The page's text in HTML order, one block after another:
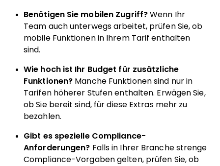
Benötigen Sie mobilen Zugriff? Wenn Ihr
Team auch unterwegs arbeitet, prüfen Sie, ob
mobile Funktionen in Ihrem Tarif enthalten
sind.
Wie hoch ist Ihr Budget für zusätzliche
Funktionen? Manche Funktionen sind nur in
Tarifen höherer Stufen enthalten. Erwägen Sie,
ob Sie bereit sind, für diese Extras mehr zu
bezahlen.
Gibt es spezielle Compliance-
Anforderungen? Falls in Ihrer Branche strenge
Compliance-Vorgaben gelten, prüfen Sie, ob